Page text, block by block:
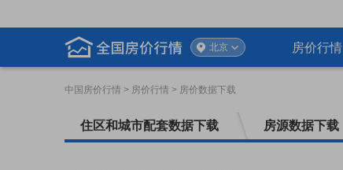
北京 房价行情
中国房价行情 > 房价行情 > 房价数据下载
住区和城市配套数据下载 房源数据下载